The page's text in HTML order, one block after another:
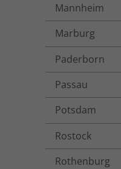
Mannheim
Marburg
Paderborn
Passau
Potsdam
Rostock
Rothenburg